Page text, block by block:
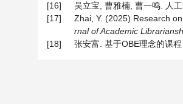
[16]
吴立宝, 曹雅楠, 曹一鸣. 人
[17]
Zhai, Y. (2025) Research
rnal of Academic
[18]
张安富. 基于OBE理念的课